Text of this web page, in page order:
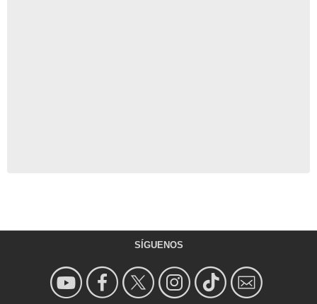
SÍGUENOS